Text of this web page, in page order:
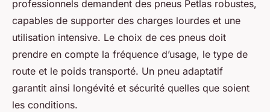
professionnels demandent des pneus Petlas robustes,
capables de supporter des charges lourdes et une
utilisation intensive. Le choix de ces pneus doit
prendre en compte la fréquence d’usage, le type de
route et le poids transporté. Un pneu adaptatif
garantit ainsi longévité et sécurité quelles que soient
les conditions.